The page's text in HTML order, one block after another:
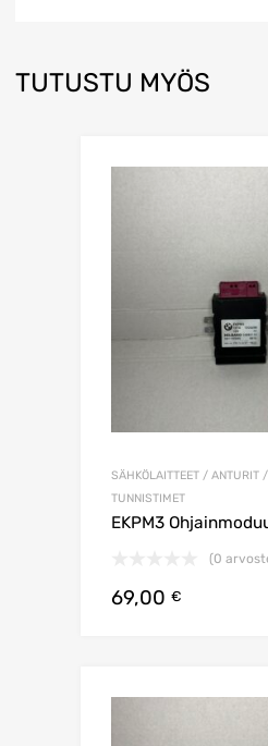
TUTUSTU MYÖS
SÄHKÖLAITTEET / ANTURIT
TUNNISTIMET
EKPM3
(0
69,00 €